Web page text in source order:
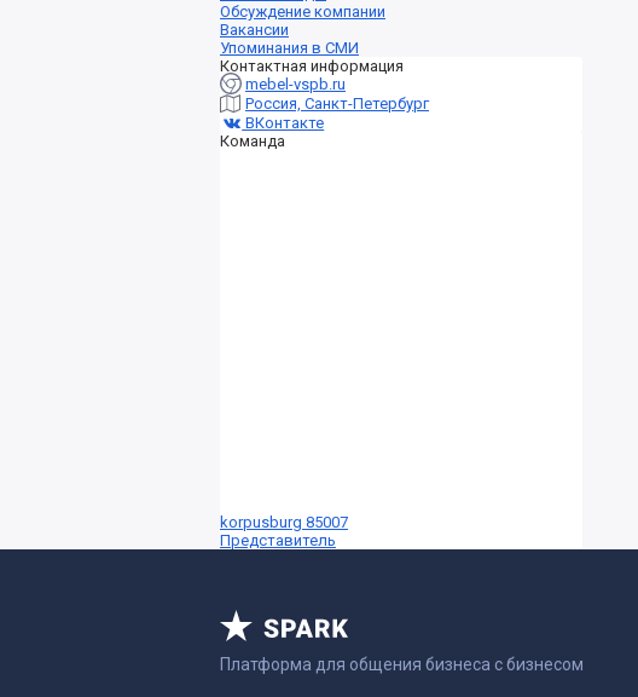
Обсуждение компании
Вакансии
Упоминания в СМИ
Контактная информация
mebel-vspb.ru
Россия, Санкт-Петербург
ВКонтакте
Команда
korpusburg 85007
Представитель
Платформа для общения бизнеса с бизнесом